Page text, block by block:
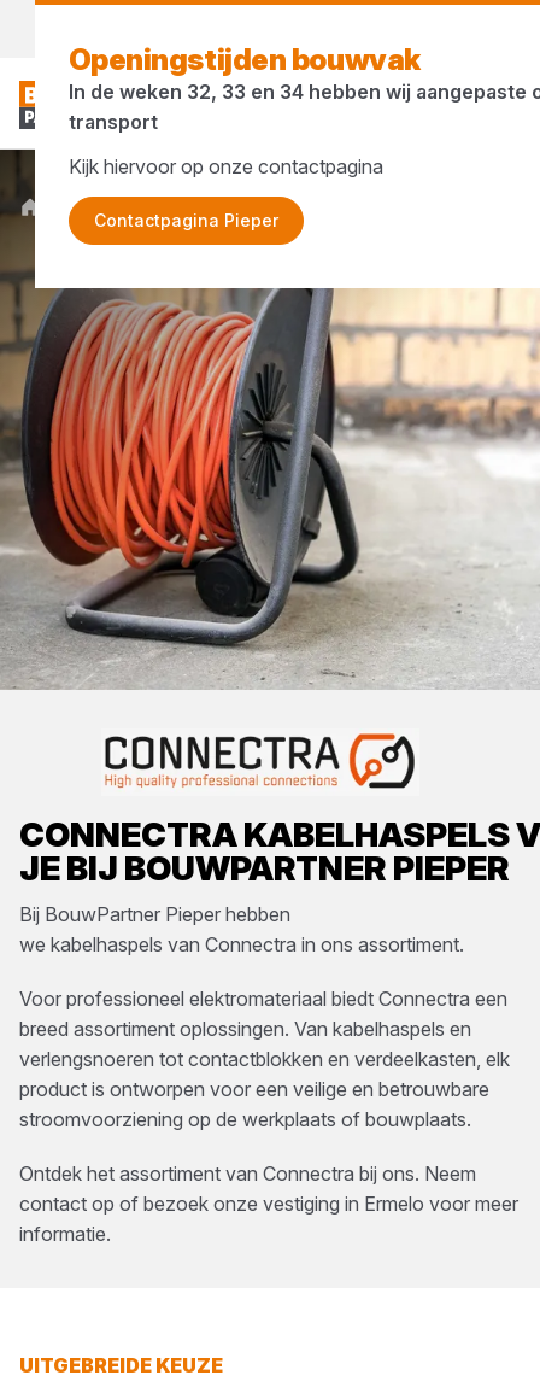
CONNECTRAKABELHASPELS
JE BIJ BOUWPARTNER PIEPER
Bij BouwPartner Pieper hebben
we kabelhaspels van Connectra in ons assortiment.
Voor professioneel elektromateriaal biedt Connectra een
breed assortiment oplossingen. Van kabelhaspels en
verlengsnoeren tot contactblokken en verdeelkasten, elk
product is ontworpen voor een veilige en betrouwbare
stroomvoorziening op de werkplaats of bouwplaats.
Ontdek het assortiment van Connectra bij ons. Neem
contact op of bezoek onze vestiging in Ermelo voor meer
informatie.
Merken
UITGEBREIDE KEUZE
Openingstijden bouwvak
In de weken 32, 33 en 34 hebben wij aangepaste
transport
Kijk hiervoor op onze contactpagina
Contactpagina Pieper